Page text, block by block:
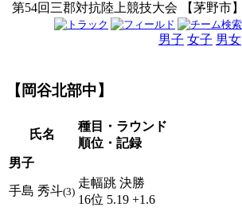
第54回三郡対抗陸上競技大会 【茅野市】
男子 女子 男女
【岡谷北部中】
氏名
種目・ラウンド
順位・記録
男子
手島 秀斗(3)
走幅跳 決勝
16位 5.19 +1.6